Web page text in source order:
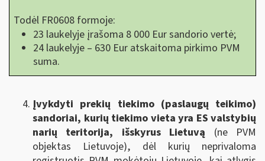
Todėl FR0608 formoje:
23 laukelyje įrašoma 8 000 Eur sandorio vertė;
24 laukelyje – 630 Eur atskaitoma pirkimo PVM
suma.
Įvykdyti prekių tiekimo (paslaugų teikimo)
sandoriai, kurių tiekimo vieta yra ES valstybių
narių teritorija, išskyrus Lietuvą (ne PVM
objektas Lietuvoje), dėl kurių neprivaloma